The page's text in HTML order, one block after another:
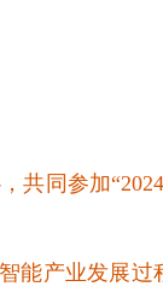
共同参加
能产业发展